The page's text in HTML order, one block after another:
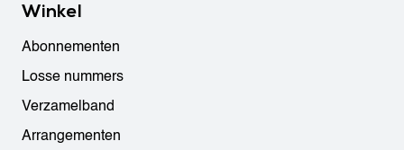
Winkel
Abonnementen
Losse nummers
Verzamelband
Arrangementen